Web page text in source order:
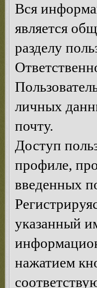
Вся
является
разделу
личных
почту.
Доступ
профиле,
введенных
указанный
нажатием